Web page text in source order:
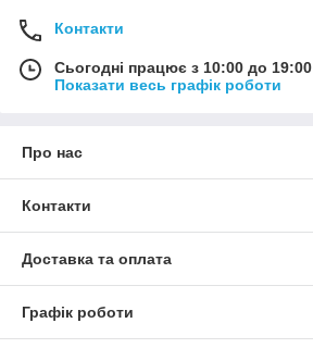
Контакти
Сьогодні працює з 10:00 до 19:00
Показати весь графік роботи
Про нас
Контакти
Доставка та оплата
Графік роботи